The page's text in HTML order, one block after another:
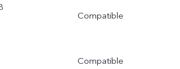
Compatible
Compatible